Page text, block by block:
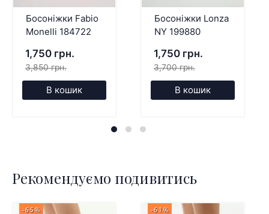
Босоніжки Fabio
Monelli 184722
1,750 грн.
3,850 грн.
В кошик
Босоніжки Lonza
NY 199880
1,750 грн.
3,700 грн.
В кошик
Рекомендуємо подивитись
-65% -61%